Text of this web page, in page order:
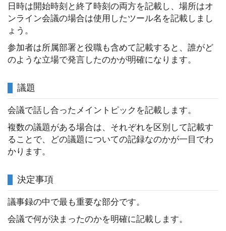
日時は開始時刻と終了時刻の両方を記載し、場所はオ
ンライン会議の場合は使用したツール名を記載しまし
ょう。
参加者は所属部署と役職も含めて記載すると、誰がど
のような立場で発言したのかが明確になります。
議題
会議で話し合ったメイントピックを記載します。
複数の議題がある場合は、それぞれを区別して記載す
ることで、どの議題についての記録なのかが一目でわ
かります。
決定事項
議事録の中で最も重要な部分です。
会議で何が決まったのかを明確に記載します。